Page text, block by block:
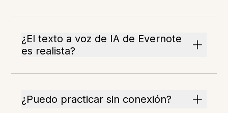
¿El texto a voz de IA de Evernote
es realista?
¿Puedo practicar sin conexión?